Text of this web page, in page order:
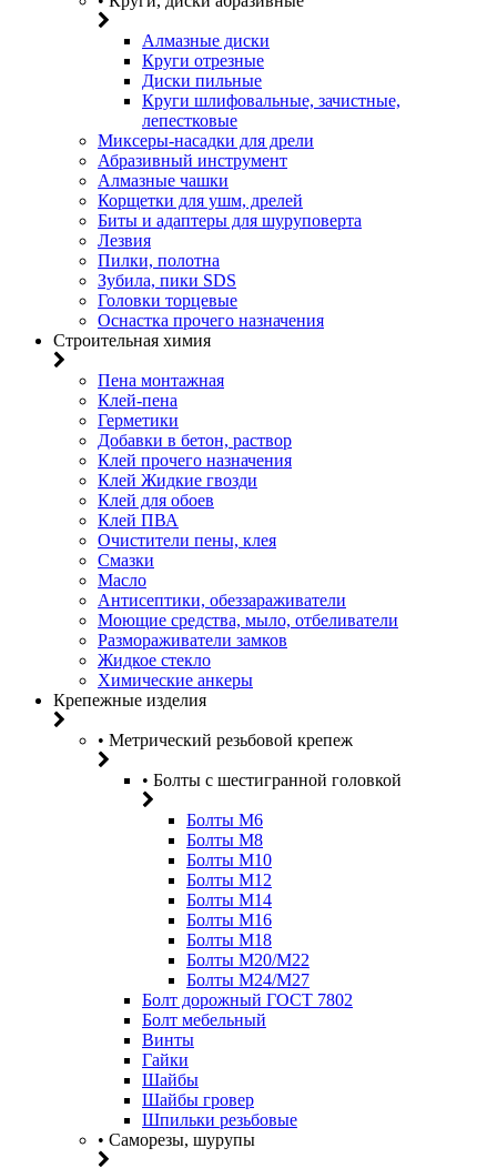
Алмазные диски
Круги отрезные
Диски пильные
Круги шлифовальные, зачистные,
лепестковые
Миксеры-насадки для дрели
Абразивный инструмент
Алмазные чашки
Корщетки для ушм, дрелей
Биты и адаптеры для шуруповерта
Лезвия
Пилки, полотна
Зубила, пики SDS
Головки торцевые
Оснастка прочего назначения
Строительная химия
Пена монтажная
Клей-пена
Герметики
Добавки в бетон, раствор
Клей прочего назначения
Клей Жидкие гвозди
Клей для обоев
Клей ПВА
Очистители пены, клея
Смазки
Масло
Антисептики, обеззараживатели
Моющие средства, мыло, отбеливатели
Размораживатели замков
Жидкое стекло
Химические анкеры
Крепежные изделия
• Метрический резьбовой крепеж
• Болты с шестигранной головкой
Болты М6
Болты М8
Болты М10
Болты М12
Болты М14
Болты М16
Болты М18
Болты М20/M22
Болты М24/М27
Болт дорожный ГОСТ 7802
Болт мебельный
Винты
Гайки
Шайбы
Шайбы гровер
Шпильки резьбовые
• Саморезы, шурупы